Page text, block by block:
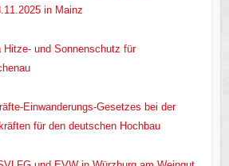
in Mainz
Hitze- und Sonnenschutz für
Einwanderungs-Gesetzes bei der
für den deutschen Hochbau